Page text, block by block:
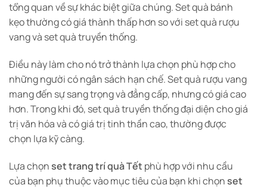
tổng quan về sự khác biệt giữa chúng. Set quà bánh
kẹo thường có giá thành thấp hơn so với set quà rượu
vang và set quà truyền thống.
Điều này làm cho nó trở thành lựa chọn phù hợp cho
những người có ngân sách hạn chế. Set quà rượu vang
mang đến sự sang trọng và đẳng cấp, nhưng có giá cao
hơn. Trong khi đó, set quà truyền thống đại diện cho giá
trị văn hóa và có giá trị tinh thần cao, thường được
chọn lựa kỹ càng.
Lựa chọn set trang trí quà Tết phù hợp với nhu cầu
của bạn phụ thuộc vào mục tiêu của bạn khi chọn set